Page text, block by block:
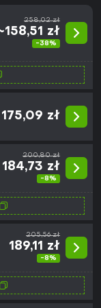
258,02 zł
zł
-38%
175,09 zł
200,80 zł
184,73 zł
-8%
205,56 zł
189,11 zł
-8%